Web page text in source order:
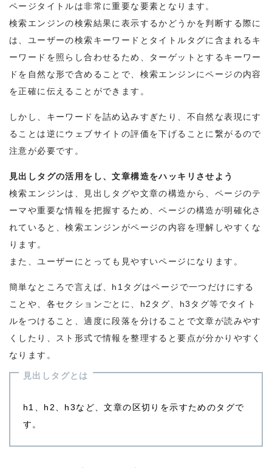
ページタイトルは非常に重要な要素となります。
検索エンジンの検索結果に表示するかどうかを判断する際に
は、ユーザーの検索キーワードとタイトルタグに含まれるキ
ーワードを照らし合わせるため、ターゲットとするキーワー
ドを自然な形で含めることで、検索エンジンにページの内容
を正確に伝えることができます。
しかし、キーワードを詰め込みすぎたり、不自然な表現にす
ることは逆にウェブサイトの評価を下げることに繋がるので
注意が必要です。
見出しタグの活用をし、文章構造をハッキリさせよう
検索エンジンは、見出しタグや文章の構造から、ページのテ
ーマや重要な情報を把握するため、ページの構造が明確化さ
れていると、検索エンジンがページの内容を理解しやすくな
ります。
また、ユーザーにとっても見やすいページになります。
簡単なところで言えば、h1タグはページで一つだけにする
ことや、各セクションごとに、h2タグ、h3タグ等でタイト
ルをつけること、適度に段落を分けることで文章が読みやす
くしたり、スト形式で情報を整理すると要点が分かりやすく
なります。
見出しタグとは
h1、h2、h3など、文章の区切りを示すためのタグで
す。